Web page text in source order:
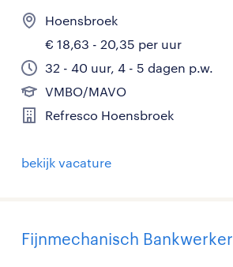
Hoensbroek
€ 18,63 - 20,35 per uur
32 - 40 uur, 4 - 5 dagen p.w.
VMBO/MAVO
Refresco Hoensbroek
bekijk vacature
Fijnmechanisch Bankwerker